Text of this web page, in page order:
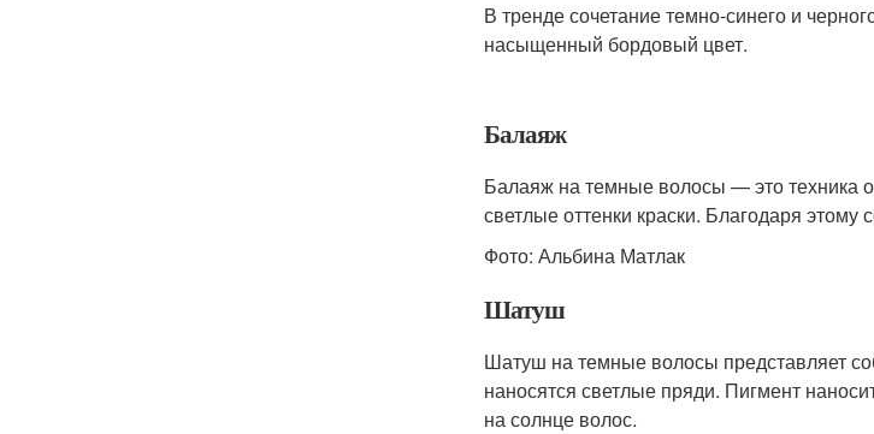
В тренде сочетание темно-синего и
насыщенный бордовый цвет.
Балаяж
Балаяж на темные волосы — это техника
светлые оттенки краски. Благодаря
Фото: Альбина Матлак
Шатуш
Шатуш на темные волосы представляет
наносятся светлые пряди. Пигмент
на солнце волос.